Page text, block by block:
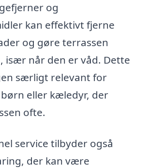
og
kan effektivt fjerne
og gøre terrassen
især når den er våd. Dette
særligt relevant for
eller kæledyr, der
ofte.
service tilbyder også
der kan være